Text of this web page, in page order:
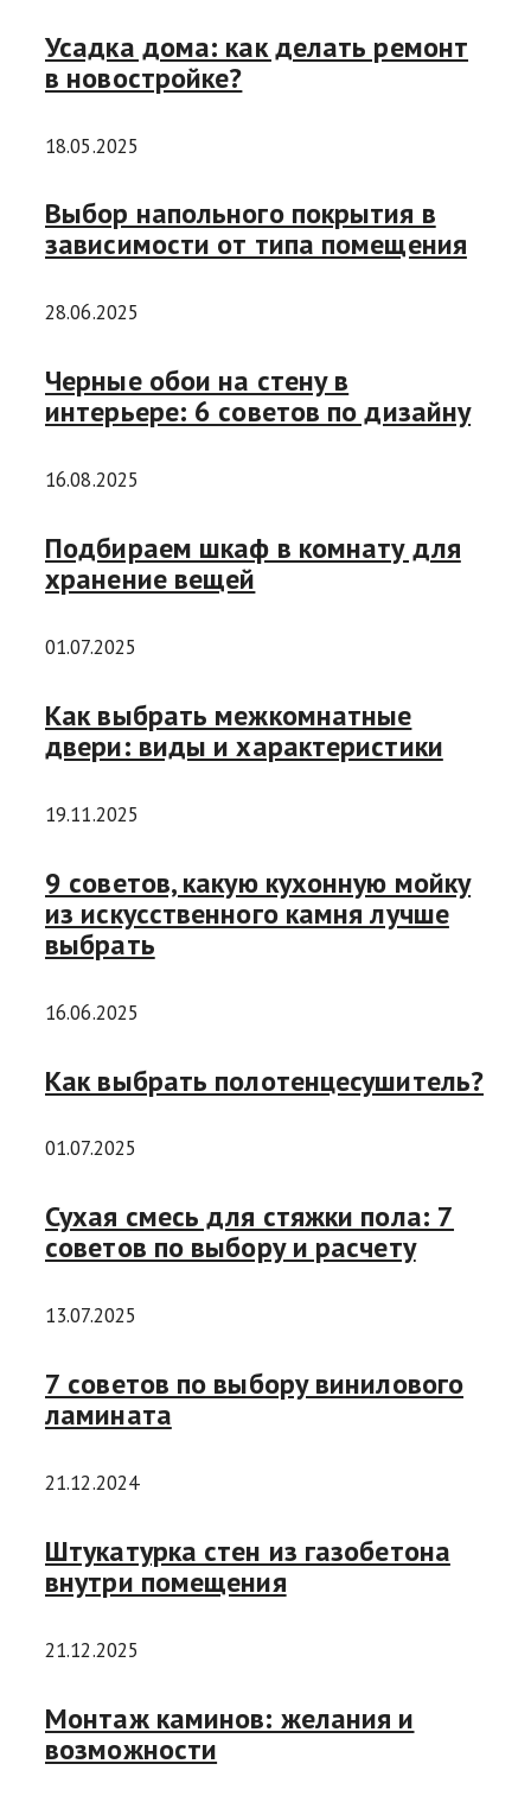
Усадка дома: как делать ремонт
в новостройке?
18.05.2025
Выбор напольного покрытия в
зависимости от типа помещения
28.06.2025
Черные обои на стену в
интерьере: 6 советов по дизайну
16.08.2025
Подбираем шкаф в комнату для
хранение вещей
01.07.2025
Как выбрать межкомнатные
двери: виды и характеристики
19.11.2025
9 советов, какую кухонную мойку
из искусственного камня лучше
выбрать
16.06.2025
Как выбрать полотенцесушитель?
01.07.2025
Сухая смесь для стяжки пола: 7
советов по выбору и расчету
13.07.2025
7 советов по выбору винилового
ламината
21.12.2024
Штукатурка стен из газобетона
внутри помещения
21.12.2025
Монтаж каминов: желания и
возможности